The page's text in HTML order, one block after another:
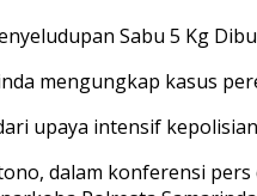
mengungkap kasus
upaya intensif
dalam konferensi